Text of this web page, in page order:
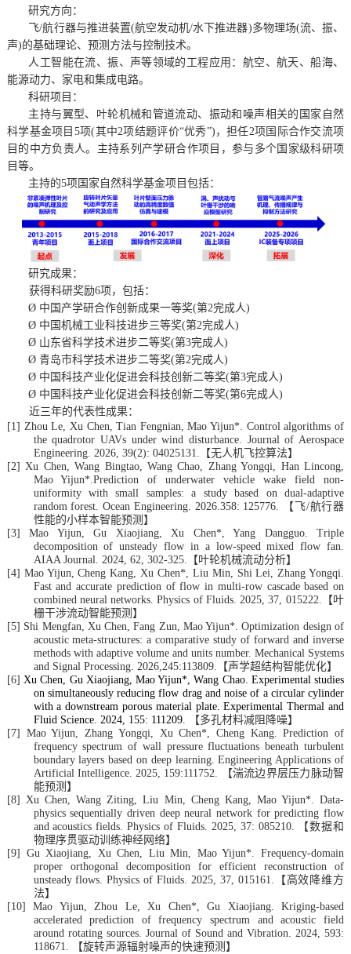
研究方向：
飞/航行器与推进装置(航空发动机/水下推进器)多物理场(流、振、
声)的基础理论、预测方法与控制技术。
人工智能在流、振、声等领域的工程应用：航空、航天、船海、
能源动力、家电和集成电路。
科研项目 ：
主持与翼型、叶轮机械和管道流动、振动和噪声相关的国家自然
科学基金项目 5项(其中2项结题评价“优秀”)，担任2项国际合作交流项
目的中方负责人。主持系列产学研合作项目，参与多个国家级科研项
目等。
主持的5项国家自然科学基金项目包括：
研究成果：
获得科研奖励6项 ，包括：
Ø 中国产学研合作创新成果一等奖(第2完成人)
Ø 中国机械工业科技进步三等奖(第2完成人)
Ø 山东省科学技术进步二等奖(第3完成人)
Ø青岛市科学技术进步二等奖(第2完成人)
Ø 中国科技产业化促进会科技创新二等奖(第3完成人)
Ø 中国科技产业化促进会科技创新二等奖(第6完成人)
近三年的代表性成果：
[1] ZhouLe, Xu Chen, Tian Fengnian, Mao Yijun*. Control algorithms of
the quadrotor UAVs under wind disturbance. Journal of Aerospace
Engineering. 2026, 39(2): 04025131. 【无人机飞控算法】
[2]Xu Chen, Wang Bingtao, Wang Chao, Zhang Yongqi, Han Lincong,
Mao Yijun*.Prediction of underwater vehicle wake field non-
uniformity with small samples: a study based on dual-adaptive
random forest. Ocean Engineering. 2026.358: 125776.
【飞/航行器
性能的小样本智能预测】
[3]Mao Yijun, Gu Xiaojiang, Xu Chen*, Yang Dangguo. Triple
decomposition of unsteady flow in a low-speed mixed flow fan.
AIAA Journal. 2024, 62, 302-325. 【叶轮机械流动分析】
[4] Mao Yijun, Cheng Kang, Xu Chen*, Liu Min, Shi Lei, Zhang Yongqi.
Fast and accurate prediction of flow in multi-row cascade based on
combined neural networks. Physics of Fluids. 2025, 37, 015222. 【叶
栅干涉流动智能预测】
[5] Shi Mengfan, Xu Chen, Fang Zun, Mao Yijun*. Optimization design of
acoustic meta-structures: a comparative study of forward and inverse
methods with adaptive volume and units number. Mechanical Systems
and Signal Processing. 2026,245:113809. 【声学超结构智能优化】
[6]Xu Chen, Gu Xiaojiang, Mao Yijun*, Wang Chao. Experimental studies
on simultaneously reducing flow drag and noise of a circular cylinder
with a downstream porous material plate. Experimental Thermal and
Fluid Science. 2024, 155: 111209.
【多孔材料减阻降噪】
[7] Mao Yijun, Zhang Yongqi, Xu Chen*, Cheng Kang. Prediction of
frequency spectrum of wall pressure fluctuations beneath turbulent
boundary layers based on deep learning. Engineering Applications of
Artificial Intelligence. 2025, 159:111752.
【湍流边界层压力脉动智
能预测】
[8]Xu Chen, Wang Ziting, Liu Min, Cheng Kang, Mao Yijun*. Data-
physics sequentially driven deep neural network for predicting flow
and acoustics fields. Physics of Fluids. 2025, 37: 085210.
【数据和
物理序贯驱动训练神经网络】
[9] Gu Xiaojiang, Xu Chen, Liu Min, Mao Yijun*. Frequency-domain
proper orthogonal decomposition for efficient reconstruction of
unsteady flows. Physics of Fluids. 2025, 37, 015161. 【高效降维方
法】
[10]Mao Yijun, Zhou Le, Xu Chen*, Gu Xiaojiang. Kriging-based
accelerated prediction of frequency spectrum and acoustic field
around rotating sources. Journal of Sound and Vibration. 2024, 593:
118671.
【旋转声源辐射噪声的快速预测】